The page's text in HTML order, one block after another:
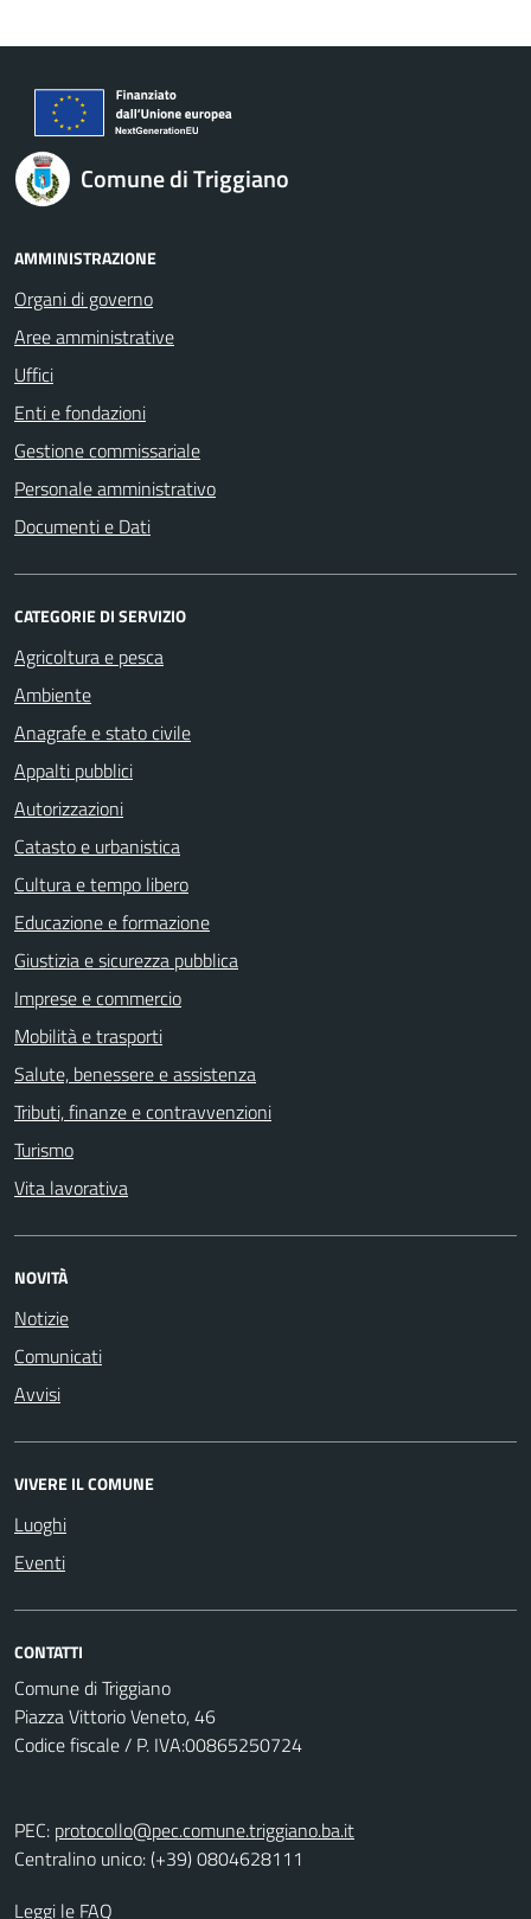
Comune di Triggiano
AMMINISTRAZIONE
Organi di governo
Aree amministrative
Uffici
Enti e fondazioni
Gestione commissariale
Personale amministrativo
Documenti e Dati
CATEGORIE DI SERVIZIO
Agricoltura e pesca
Ambiente
Anagrafe e stato civile
Appalti pubblici
Autorizzazioni
Catasto e urbanistica
Cultura e tempo libero
Educazione e formazione
Giustizia e sicurezza pubblica
Imprese e commercio
Mobilità e trasporti
Salute, benessere e assistenza
Tributi, finanze e contravvenzioni
Turismo
Vita lavorativa
NOVITÀ
Notizie
Comunicati
Avvisi
VIVERE IL COMUNE
Luoghi
Eventi
CONTATTI
Comune di Triggiano
Piazza Vittorio Veneto, 46
Codice fiscale / P. IVA:00865250724
PEC: protocollo@pec.comune.triggiano.ba.it
Centralino unico: (+39) 0804628111
Leggi le FAQ